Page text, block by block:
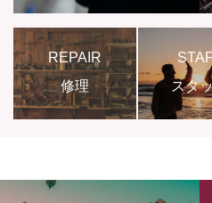
REPAIR
修理 スタ